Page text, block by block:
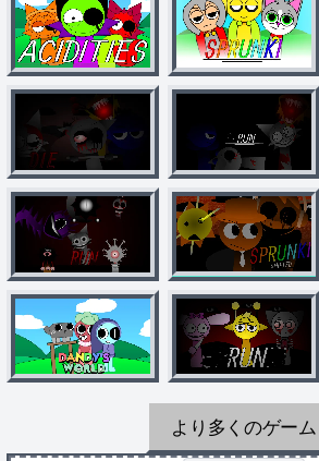
より多くのゲーム